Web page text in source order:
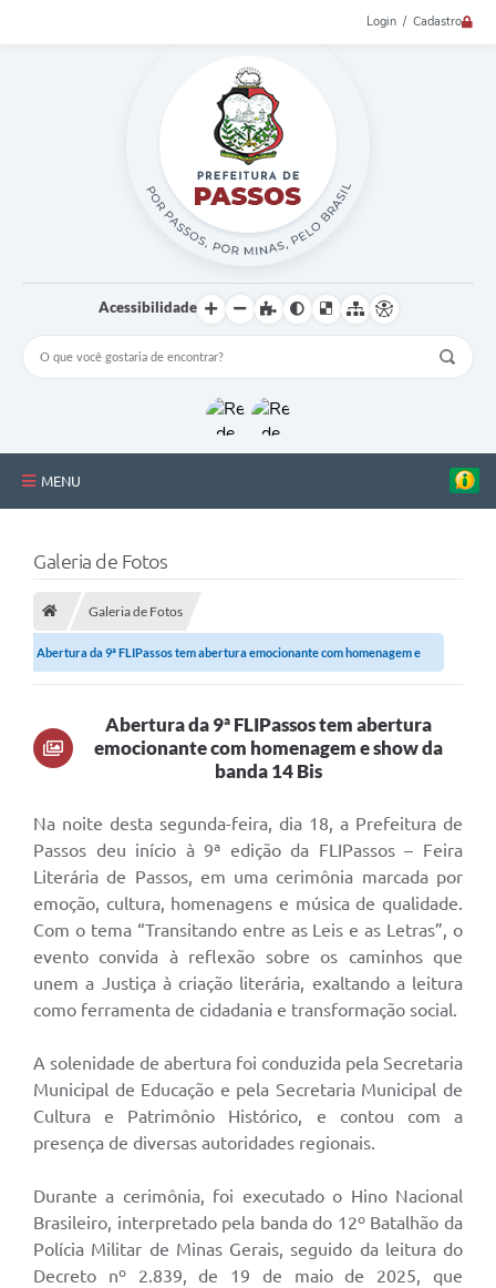
Login / Cadastro
Acessibilidade
MENU
Telefones Úteis
Estrutura Administrativa
Galeria de Vídeos
Galeria de Fotos
Galeria de Fotos
Abertura da 9ª FLIPassos tem abertura emocionante com homenagem e
Abertura da 9ª FLIPassos tem abertura
emocionante com homenagem e show da
banda 14 Bis
Na noite desta segunda-feira, dia 18, a Prefeitura de
Passos deu início à 9ª edição da FLIPassos – Feira
Literária de Passos, em uma cerimônia marcada por
emoção, cultura, homenagens e música de qualidade.
Com o tema “Transitando entre as Leis e as Letras”, o
evento convida à reflexão sobre os caminhos que
unem a Justiça à criação literária, exaltando a leitura
como ferramenta de cidadania e transformação social.
A solenidade de abertura foi conduzida pela Secretaria
Municipal de Educação e pela Secretaria Municipal de
Cultura e Patrimônio Histórico, e contou com a
presença de diversas autoridades regionais.
Durante a cerimônia, foi executado o Hino Nacional
Brasileiro, interpretado pela banda do 12º Batalhão da
Polícia Militar de Minas Gerais, seguido da leitura do
Decreto nº 2.839, de 19 de maio de 2025, que